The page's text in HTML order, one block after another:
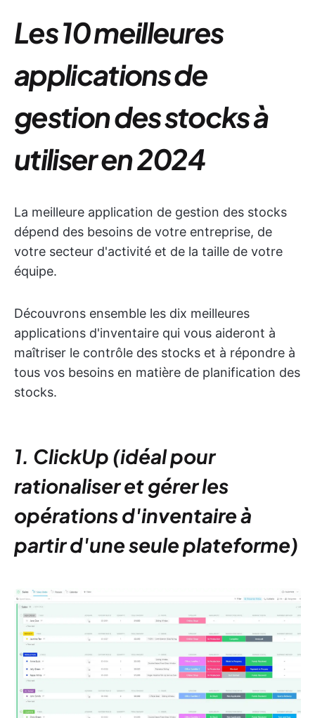
Les 10 meilleures
applications de
gestion des stocks à
utiliser en 2024
La meilleure application de gestion des stocks
dépend des besoins de votre entreprise, de
votre secteur d'activité et de la taille de votre
équipe.
Découvrons ensemble les dix meilleures
applications d'inventaire qui vous aideront à
maîtriser le contrôle des stocks et à répondre à
tous vos besoins en matière de planification des
stocks.
1. ClickUp (idéal pour
rationaliser et gérer les
opérations d'inventaire à
partir d'une seule plateforme)